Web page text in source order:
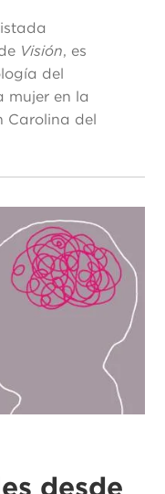
Visión, es
del
mujer en la
Carolina del
desde